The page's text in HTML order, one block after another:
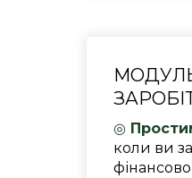
◎
коли ви